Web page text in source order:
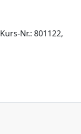
Nr.: 801122,